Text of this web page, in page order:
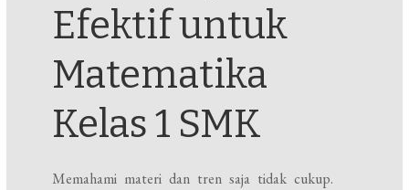
Efektif untuk
Matematika
Kelas 1 SMK
Memahami materi dan tren saja tidak cukup.